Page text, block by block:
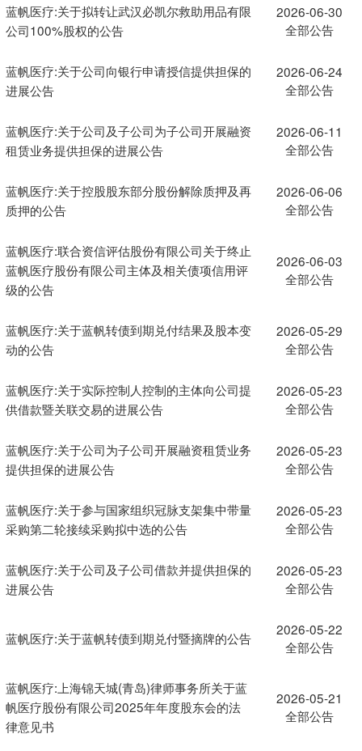
蓝帆医疗:关于拟转让武汉必凯尔救助用品有限
公司100%股权的公告
2026-06-30
全部公告
蓝帆医疗:关于公司向银行申请授信提供担保的
进展公告
2026-06-24
全部公告
蓝帆医疗:关于公司及子公司为子公司开展融资
租赁业务提供担保的进展公告
2026-06-11
全部公告
蓝帆医疗:关于控股股东部分股份解除质押及再
质押的公告
2026-06-06
全部公告
蓝帆医疗:联合资信评估股份有限公司关于终止
蓝帆医疗股份有限公司主体及相关债项信用评
级的公告
2026-06-03
全部公告
蓝帆医疗:关于蓝帆转债到期兑付结果及股本变
动的公告
2026-05-29
全部公告
蓝帆医疗:关于实际控制人控制的主体向公司提
供借款暨关联交易的进展公告
2026-05-23
全部公告
蓝帆医疗:关于公司为子公司开展融资租赁业务
提供担保的进展公告
2026-05-23
全部公告
蓝帆医疗:关于参与国家组织冠脉支架集中带量
采购第二轮接续采购拟中选的公告
2026-05-23
全部公告
蓝帆医疗:关于公司及子公司借款并提供担保的
进展公告
2026-05-23
全部公告
蓝帆医疗:关于蓝帆转债到期兑付暨摘牌的公告
2026-05-22
全部公告
蓝帆医疗:上海锦天城(青岛)律师事务所关于蓝
帆医疗股份有限公司2025年年度股东会的法
律意见书
2026-05-21
全部公告